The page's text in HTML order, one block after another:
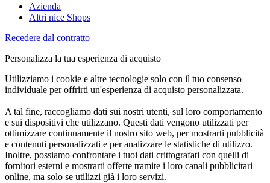
Azienda
Altri nice Shops
Recedere dal contratto
Personalizza la tua esperienza di acquisto
Utilizziamo i cookie e altre tecnologie solo con il tuo consenso
individuale per offrirti un'esperienza di acquisto personalizzata.
A tal fine, raccogliamo dati sui nostri utenti, sul loro comportamento
e sui dispositivi che utilizzano. Questi dati vengono utilizzati per
ottimizzare continuamente il nostro sito web, per mostrarti pubblicità
e contenuti personalizzati e per analizzare le statistiche di utilizzo.
Inoltre, possiamo confrontare i tuoi dati crittografati con quelli di
fornitori esterni e mostrarti offerte tramite i loro canali pubblicitari
online, ma solo se utilizzi già i loro servizi.